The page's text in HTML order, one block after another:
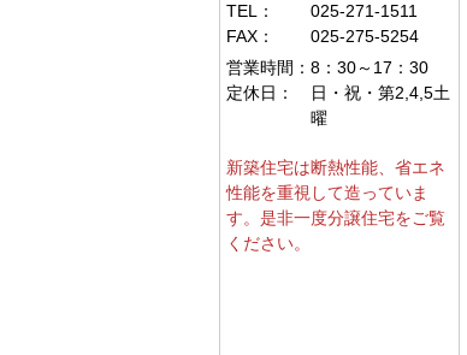
TEL：
025-271-1511
FAX：
025-275-5254
営業時間： 8：30～17：30
定休日：
日・祝・第2,4,5土
曜
新築住宅は断熱性能、省エネ
性能を重視して造っていま
す。是非一度分譲住宅をご覧
ください。